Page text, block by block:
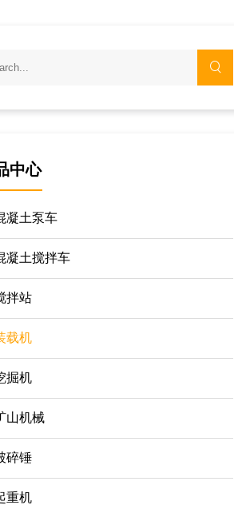
中心
凝土泵车
凝土搅拌车
拌站
载机
掘机
山机械
碎锤
重机